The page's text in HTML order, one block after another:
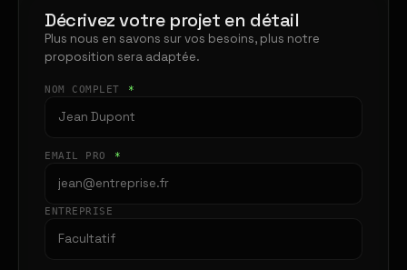
Décrivez votre projet en détail
Plus nous en savons sur vos besoins, plus notre
proposition sera adaptée.
NOM COMPLET *
EMAIL PRO *
ENTREPRISE